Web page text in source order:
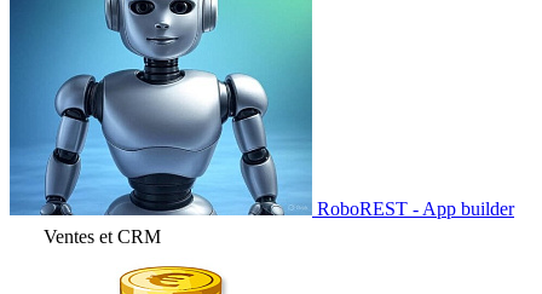
RoboREST - App builder
Ventes et CRM